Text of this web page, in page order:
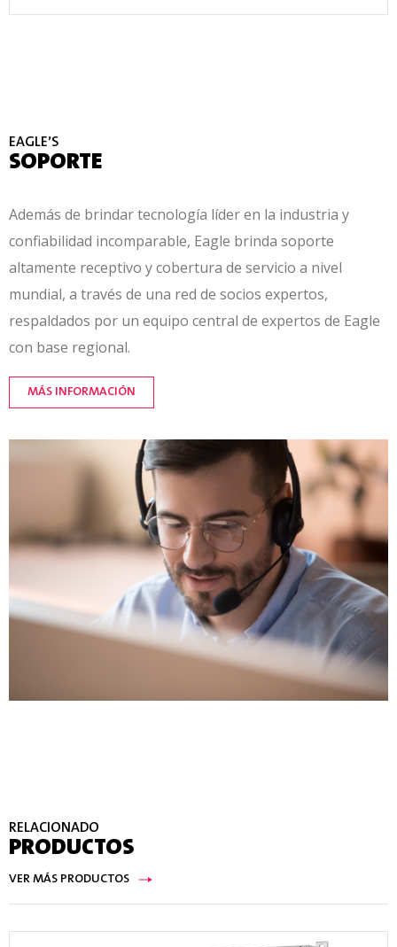
EAGLE’S
SOPORTE
Además de brindar tecnología líder en la industria y
confiabilidad incomparable, Eagle brinda soporte
altamente receptivo y cobertura de servicio a nivel
mundial, a través de una red de socios expertos,
respaldados por un equipo central de expertos de Eagle
con base regional.
MÁS INFORMACIÓN
RELACIONADO
PRODUCTOS
VER MÁS PRODUCTOS